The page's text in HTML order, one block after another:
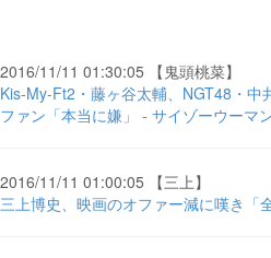
2016/11/11 01:30:05 【鬼頭桃菜】
Kis-My-Ft2・藤ヶ谷太輔、NGT48・中
ファン「本当に嫌」 - サイゾーウーマ
2016/11/11 01:00:05 【三上】
三上博史、映画のオファー減に嘆き「